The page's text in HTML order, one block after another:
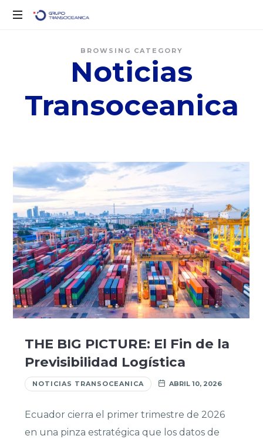
Movimiento
BROWSING CATEGORY
Noticias
Transoceanica
THE BIG PICTURE: El Fin de la
Previsibilidad Logística
NOTICIAS TRANSOCEANICA ABRIL 10, 2026
Ecuador cierra el primer trimestre de 2026
en una pinza estratégica que los datos de